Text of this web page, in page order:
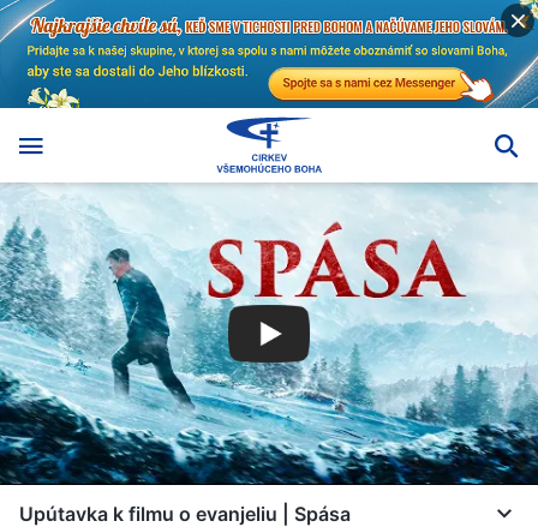
Upútavka k filmu o evanjeliu | Spása